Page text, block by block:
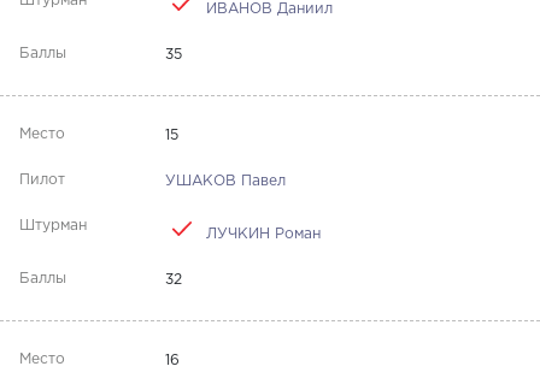
ИВАНОВ Даниил
35
15
УШАКОВ Павел
ЛУЧКИН Роман
32
16